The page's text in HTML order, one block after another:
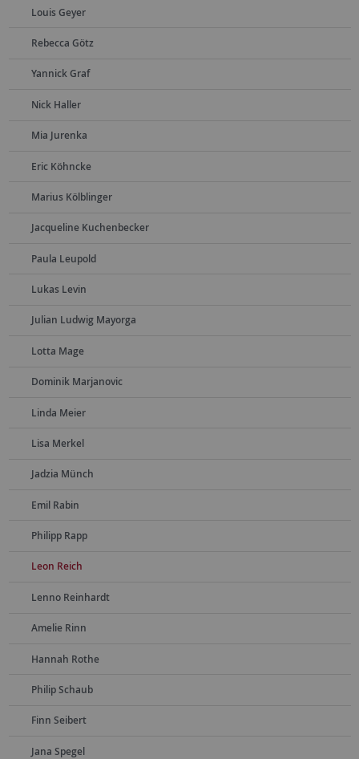
Louis Geyer
Rebecca Götz
Yannick Graf
Nick Haller
Mia Jurenka
Eric Köhncke
Marius Kölblinger
Jacqueline Kuchenbecker
Paula Leupold
Lukas Levin
Julian Ludwig Mayorga
Lotta Mage
Dominik Marjanovic
Linda Meier
Lisa Merkel
Jadzia Münch
Emil Rabin
Philipp Rapp
Leon Reich
Lenno Reinhardt
Amelie Rinn
Hannah Rothe
Philip Schaub
Finn Seibert
Jana Spegel